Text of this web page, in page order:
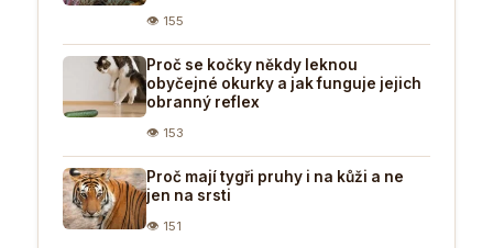
👁 155
Proč se kočky někdy leknou
obyčejné okurky a jak funguje jejich
obranný reflex
👁 153
Proč mají tygři pruhy i na kůži a ne
jen na srsti
👁 151